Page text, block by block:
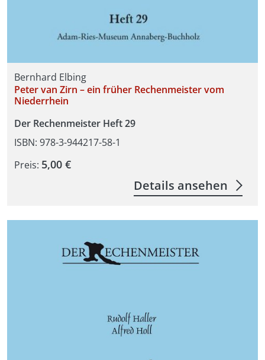
Bernhard Elbing
Peter van Zirn – ein früher Rechenmeister vom
Niederrhein
Der Rechenmeister Heft 29
ISBN: 978-3-944217-58-1
Preis: 5,00 €
Details ansehen